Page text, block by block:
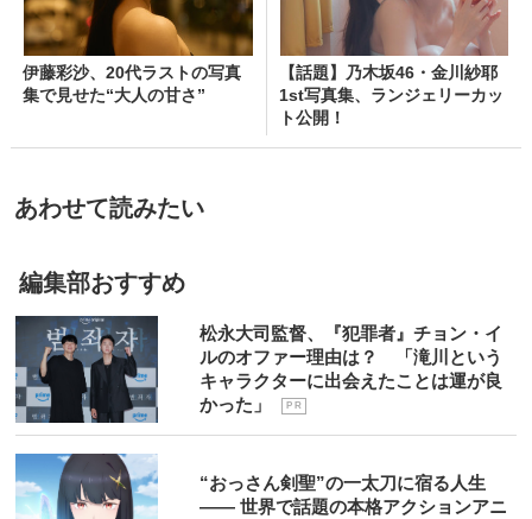
伊藤彩沙、20代ラストの写真
集で見せた“大人の甘さ”
【話題】乃木坂46・金川紗耶
1st写真集、ランジェリーカッ
ト公開！
あわせて読みたい
編集部おすすめ
松永大司監督、『犯罪者』チョン・イ
ルのオファー理由は？ 「滝川という
キャラクターに出会えたことは運が良
かった」
P R
“おっさん剣聖”の一太刀に宿る人生
―― 世界で話題の本格アクションアニ